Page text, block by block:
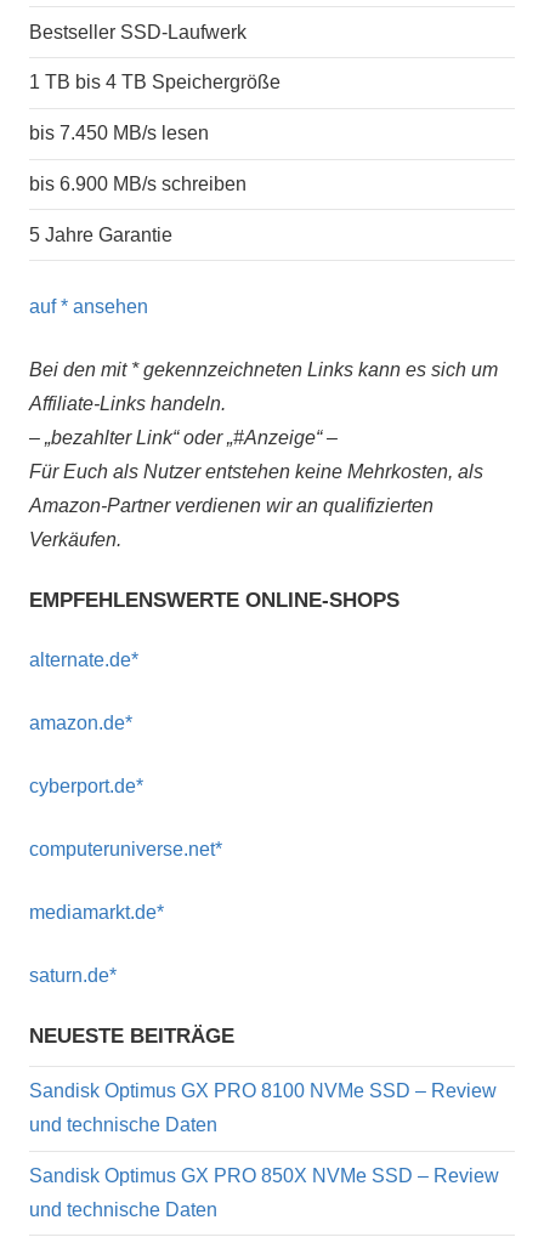
Bestseller SSD-Laufwerk
1 TB bis 4 TB Speichergröße
bis 7.450 MB/s lesen
bis 6.900 MB/s schreiben
5 Jahre Garantie
auf* ansehen
Bei den mit * gekennzeichneten Links kann es sich um
Affiliate-Links handeln.
– „bezahlter Link“ oder „#Anzeige“ –
Für Euch als Nutzer entstehen keine Mehrkosten, als
Amazon-Partner verdienen wir an qualifizierten
Verkäufen.
EMPFEHLENSWERTE ONLINE-SHOPS
alternate.de*
amazon.de*
cyberport.de*
computeruniverse.net*
mediamarkt.de*
saturn.de*
NEUESTE BEITRÄGE
Sandisk Optimus GX PRO 8100 NVMe SSD – Review
und technische Daten
Sandisk Optimus GX PRO 850X NVMe SSD – Review
und technische Daten